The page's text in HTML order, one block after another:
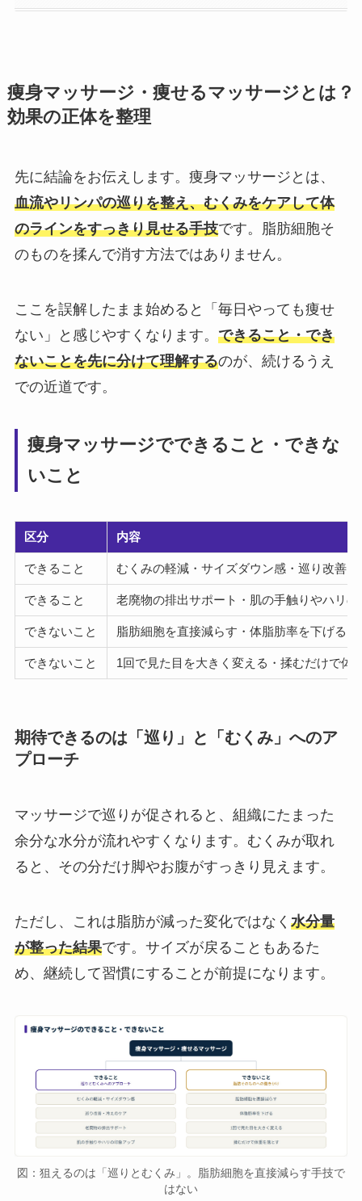
痩身マッサージ・痩せるマッサージとは？
効果の正体を整理
先に結論をお伝えします。痩身マッサージとは、
血流やリンパの巡りを整え、むくみをケアして体
のラインをすっきり見せる手技です。脂肪細胞そ
のものを揉んで消す方法ではありません。
ここを誤解したまま始めると「毎日やっても痩せ
ない」と感じやすくなります。 できること・でき
ないことを先に分けて理解するのが、続けるうえ
での近道です。
痩身マッサージでできること・できな
いこと
区分 内容
できること むくみの軽減・サイズダウン感・巡り改善
できること 老廃物の排出サポート・肌の手触りやハリ
できないこと 脂肪細胞を直接減らす・体脂肪率を下げる
できないこと 1回で見た目を大きく変える・揉むだけで体
期待できるのは「巡り」と「むくみ」へのア
プローチ
マッサージで巡りが促されると、組織にたまった
余分な水分が流れやすくなります。むくみが取れ
ると、その分だけ脚やお腹がすっきり見えます。
ただし、これは脂肪が減った変化ではなく 水分量
が整った結果です。サイズが戻ることもあるた
め、継続して習慣にすることが前提になります。
図：狙えるのは「巡りとむくみ」。脂肪細胞を直接減らす手技で
はない